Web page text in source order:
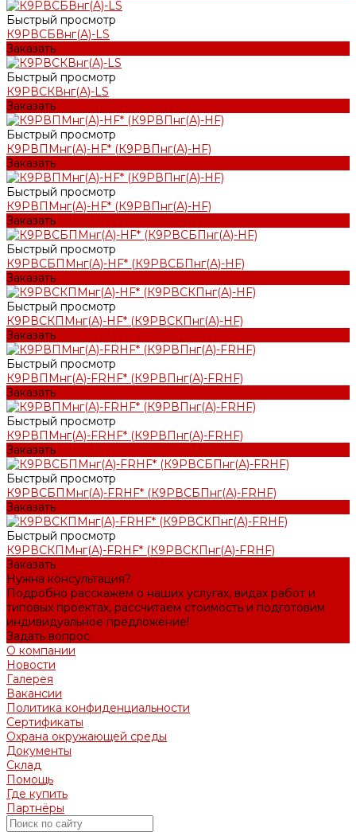
Быстрый просмотр
К9РВСБВнг(А)-LS
Заказать
Быстрый просмотр
К9РВСКВнг(А)-LS
Заказать
Быстрый просмотр
К9РВПМнг(А)-HF* (К9РВПнг(А)-HF)
Заказать
Быстрый просмотр
К9РВПМнг(А)-HF* (К9РВПнг(А)-HF)
Заказать
Быстрый просмотр
К9РВСБПМнг(А)-HF* (К9РВСБПнг(А)-HF)
Заказать
Быстрый просмотр
К9РВСКПМнг(А)-HF* (К9РВСКПнг(А)-HF)
Заказать
Быстрый просмотр
К9РВПМнг(А)-FRHF* (К9РВПнг(А)-FRHF)
Заказать
Быстрый просмотр
К9РВПМнг(А)-FRHF* (К9РВПнг(А)-FRHF)
Заказать
Быстрый просмотр
К9РВСБПМнг(А)-FRHF* (К9РВСБПнг(А)-FRHF)
Заказать
Быстрый просмотр
К9РВСКПМнг(А)-FRHF* (К9РВСКПнг(А)-FRHF)
Заказать
Нужна консультация?
Подробно расскажем о наших услугах, видах работ и
типовых проектах, рассчитаем стоимость и подготовим
индивидуальное предложение!
Задать вопрос
О компании
Новости
Галерея
Вакансии
Политика конфиденциальности
Сертификаты
Охрана окружающей среды
Документы
Склад
Помощь
Где купить
Партнёры